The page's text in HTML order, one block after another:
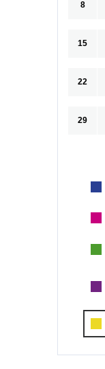
8
15
22
29